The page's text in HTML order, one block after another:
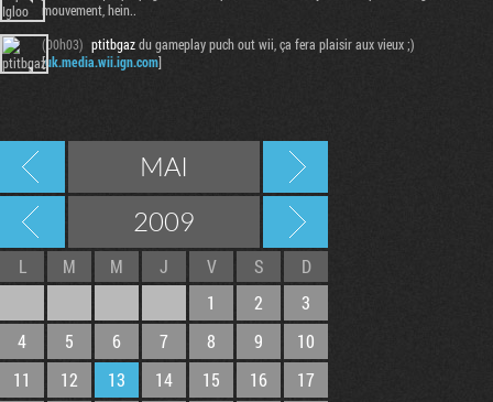
mouvement, hein..
(00h03) ptitbgazdu gameplay puch out wii, ça fera plaisir aux vieux ;)
[uk.media.wii.ign.com]
MAI
2009
L M M J V S
D
1
2
3
4
5 6 7 8 9
10
11
12 13 14 15 16 17